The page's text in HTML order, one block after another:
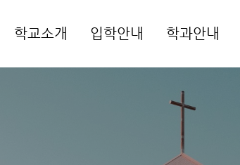
학교소개 입학안내 학과안내